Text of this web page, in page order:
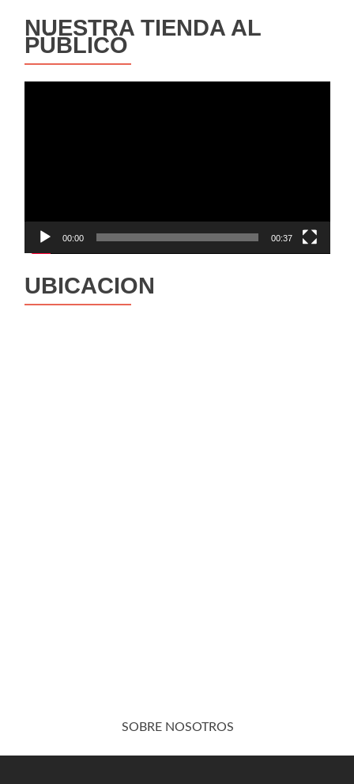
NUESTRA TIENDA AL
PÚBLICO
00:00 00:37
UBICACION
SOBRE NOSOTROS